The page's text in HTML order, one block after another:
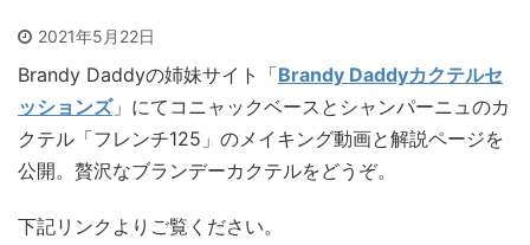
2021年5月22日
Brandy Daddyの姉妹サイト「Brandy Daddyカクテルセ
ッションズ」にてコニャックベースとシャンパーニュのカ
クテル「フレンチ125」のメイキング動画と解説ページを
公開。贅沢なブランデーカクテルをどうぞ。
下記リンクよりご覧ください。